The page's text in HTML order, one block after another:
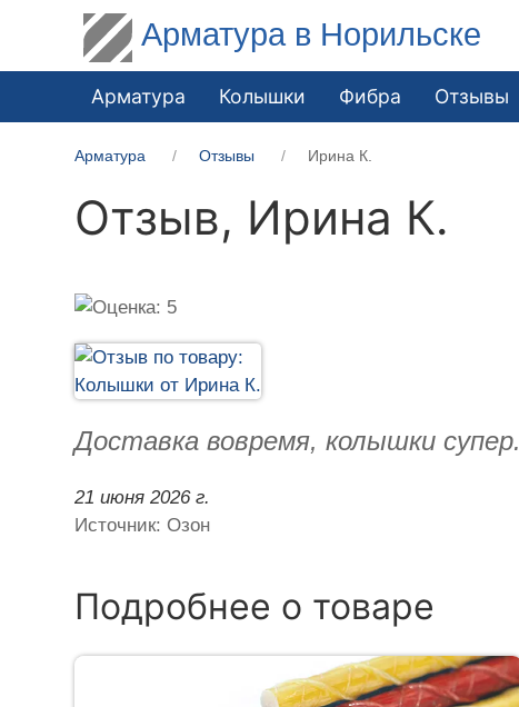
Арматура в Норильске
Арматура Колышки Фибра Отзывы
Арматура Отзывы Ирина К.
Отзыв, Ирина К.
Доставка вовремя, колышки супер.
21 июня 2026 г.
Источник: Озон
Подробнее о товаре